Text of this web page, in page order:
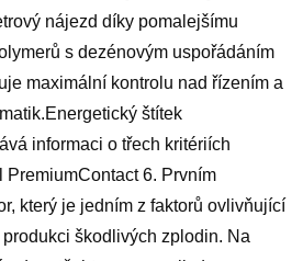
nájezd díky pomalejšímu
s dezénovým uspořádáním
maximální kontrolu nad řízením a
štítek
informaci o třech kritériích
PremiumContact 6. Prvním
který je jedním z faktorů ovlivňující
škodlivých zplodin. Na